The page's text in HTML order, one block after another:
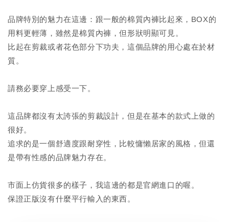
品牌特別的魅力在這邊：跟一般的棉質內褲比起來，BOX的
用料更輕薄，雖然是棉質內褲，但形狀明顯可見。
比起在剪裁或者花色部分下功夫，這個品牌的用心處在於材
質。
請務必要穿上感受一下。
這品牌都沒有太誇張的剪裁設計，但是在基本的款式上做的
很好。
追求的是一個舒適度跟耐穿性，比較慵懶居家的風格，但還
是帶有性感的品牌魅力存在。
市面上仿貨很多的樣子，我這邊的都是官網進口的喔。
保證正版沒有什麼平行輸入的東西。